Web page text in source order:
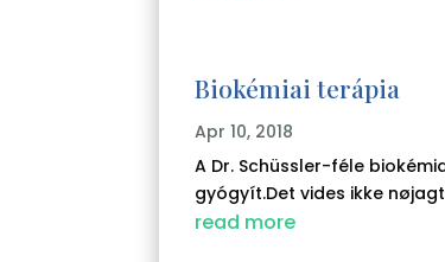
Biokémiai terápia
Apr 10, 2018
A Dr. Schüssler-féle
gyógyít.Det vides ikke
read more